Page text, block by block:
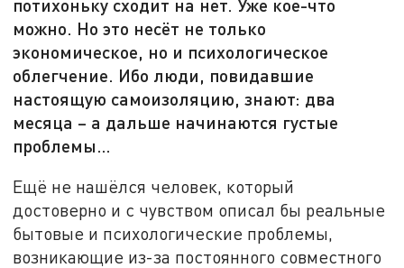
потихоньку сходит на нет. Уже кое-что
можно. Но это несёт не только
экономическое, но и психологическое
облегчение. Ибо люди, повидавшие
настоящую самоизоляцию, знают: два
месяца – а дальше начинаются густые
проблемы…
Ещё не нашёлся человек, который
достоверно и с чувством описал бы реальные
бытовые и психологические проблемы,
возникающие из-за постоянного совместного